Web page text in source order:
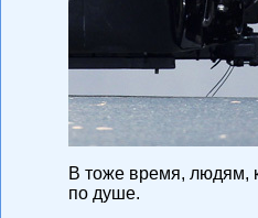
В тоже время, людям,
по душе.